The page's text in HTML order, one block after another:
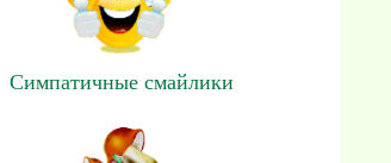
Симпатичные смайлики